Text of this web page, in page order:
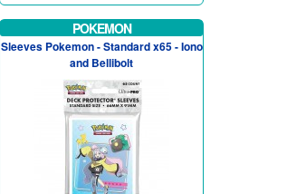
POKEMON
Sleeves Pokemon - Standard x65 - Iono
and Bellibolt